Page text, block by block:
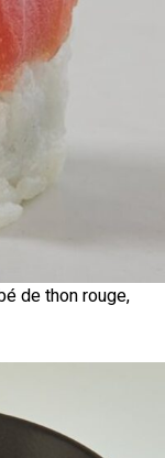
de thon rouge,